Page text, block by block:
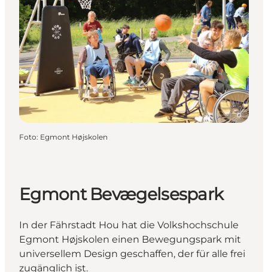
Foto: Egmont Højskolen
Egmont Bevægelsespark
In der Fährstadt Hou hat die Volkshochschule
Egmont Højskolen einen Bewegungspark mit
universellem Design geschaffen, der für alle frei
zugänglich ist.